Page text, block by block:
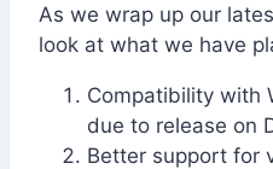
As we wrap up our
look at what we have
Compatibility with
due to release on
Better support for